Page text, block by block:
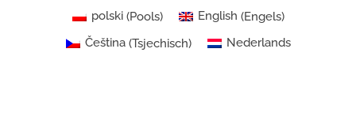
polski(Pools) English (Engels)
Čeština(Tsjechisch) Nederlands